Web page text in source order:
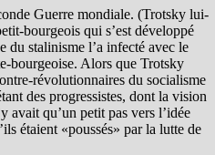
Guerre mondiale. (Trotsky lui-
bourgeois qui s’est développé
du stalinisme l’a infecté avec le
bourgeoise. Alors que Trotsky
révolutionnaires du socialisme
des progressistes, dont la vision
avait qu’un petit pas vers l’idée
étaient «poussés» par la lutte de